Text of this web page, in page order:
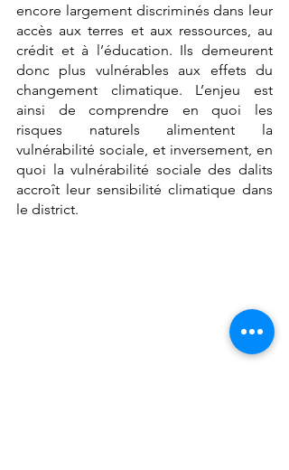
encore largement discriminés dans leur
accès aux terres et aux ressources, au
crédit et à l’éducation. Ils demeurent
donc plus vulnérables aux effets du
changement climatique. L’enjeu est
ainsi de comprendre en quoi les
risques naturels alimentent la
vulnérabilité sociale, et inversement, en
quoi la vulnérabilité sociale des dalits
accroît leur sensibilité climatique dans
le district.